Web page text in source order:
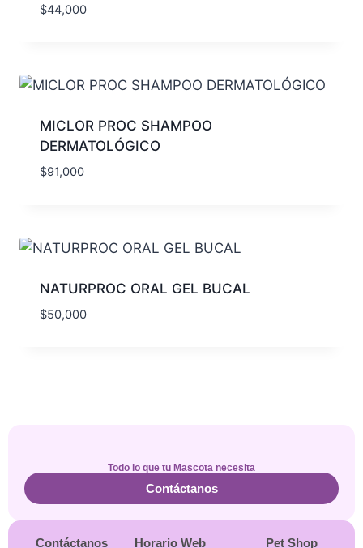
$44,000
MICLOR PROC SHAMPOO
DERMATOLÓGICO
$91,000
NATURPROC ORAL GEL BUCAL
$50,000
Todo lo que tu Mascota necesita
Contáctanos
Contáctanos Horario Web Pet Shop